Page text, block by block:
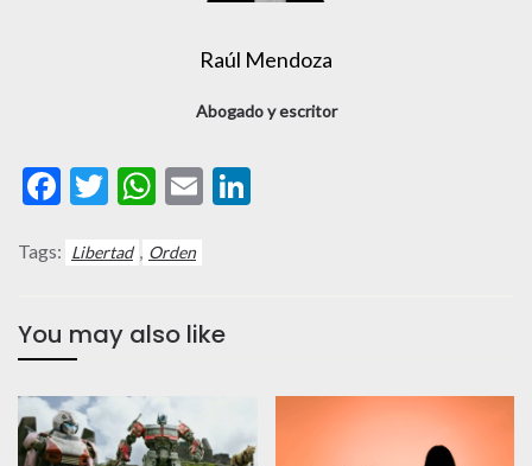
Raúl Mendoza
Abogado y escritor
Facebook
Twitter
WhatsApp
Email
Tags: Libertad Orden
You may also like